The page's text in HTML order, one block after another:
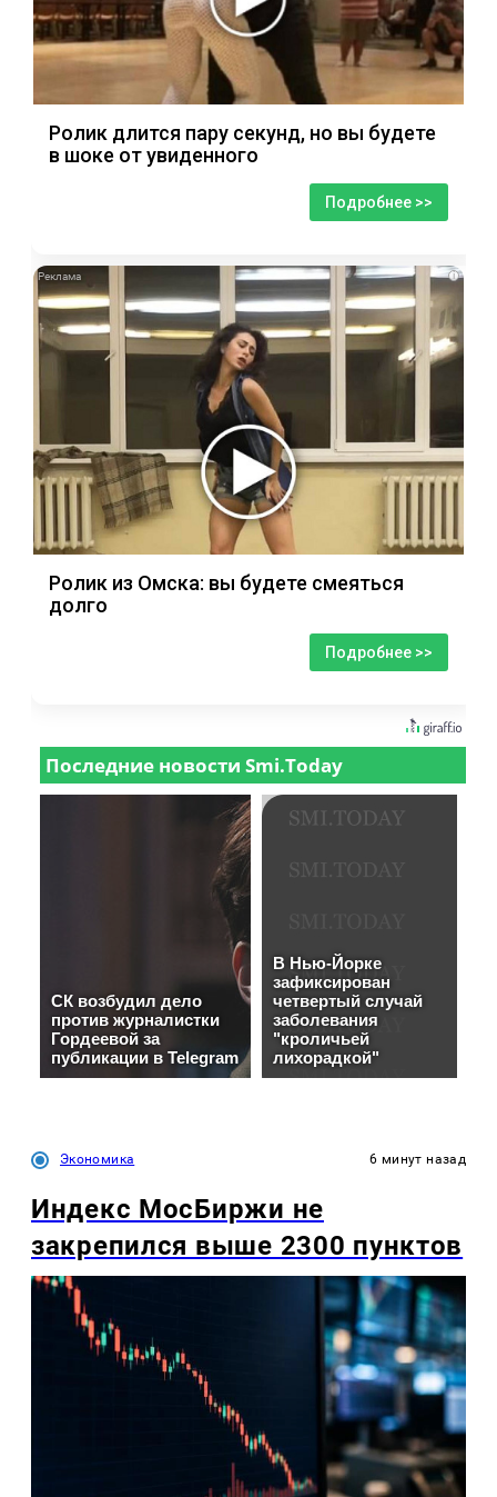
Ролик длится пару секунд, но вы будете
в шоке от увиденного
Подробнее >>
i
Ролик из Омска: вы будете смеяться
долго
Подробнее >>
Экономика 6 минут назад
Индекс МосБиржи не
закрепился выше 2300 пунктов